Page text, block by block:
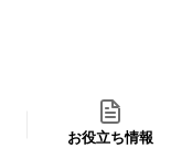
お役立ち情報